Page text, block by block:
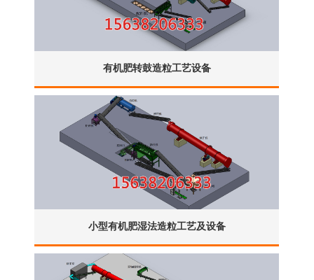
有机肥转鼓造粒工艺设备
小型有机肥湿法造粒工艺及设备